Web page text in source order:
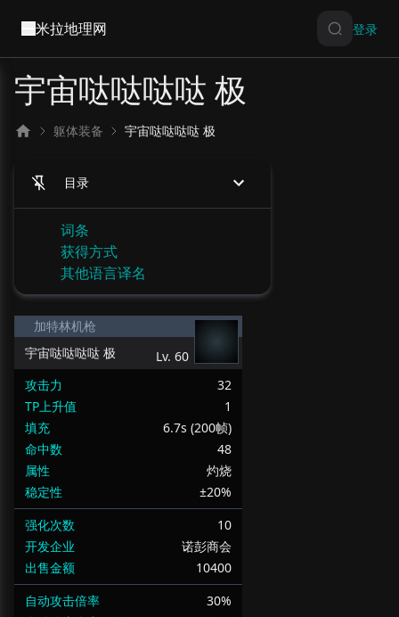
米拉地理网 登录
宇宙哒哒哒哒 极
躯体装备 宇宙哒哒哒哒 极
目录
词条
获得方式
其他语言译名
加特林机枪
宇宙哒哒哒哒 极
Lv. 60
攻击力
32
TP上升值
1
填充
6.7s (200帧)
命中数
48
属性
灼烧
稳定性
±20%
强化次数
10
开发企业
诺彭商会
出售金额
10400
自动攻击倍率
30%